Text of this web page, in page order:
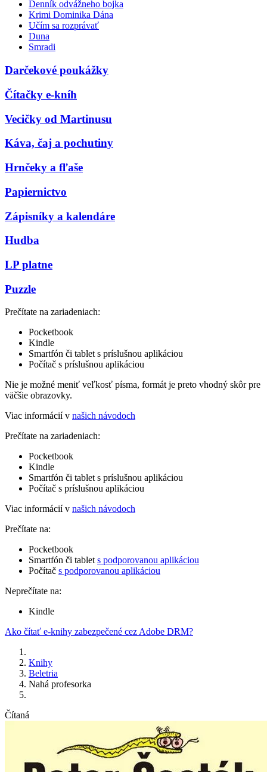
Denník odvážneho bojka
Krimi Dominika Dána
Učím sa rozprávať
Duna
Smradi
Darčekové poukážky
Čítačky e-kníh
Vecičky od Martinusu
Káva, čaj a pochutiny
Hrnčeky a fľaše
Papiernictvo
Zápisníky a kalendáre
Hudba
LP platne
Puzzle
Prečítate na zariadeniach:
Pocketbook
Kindle
Smartfón či tablet s príslušnou aplikáciou
Počítač s príslušnou aplikáciou
Nie je možné meniť veľkosť písma, formát je preto vhodný skôr pre
väčšie obrazovky.
Viac informácií v našich návodoch
Prečítate na zariadeniach:
Pocketbook
Kindle
Smartfón či tablet s príslušnou aplikáciou
Počítač s príslušnou aplikáciou
Viac informácií v našich návodoch
Prečítate na:
Pocketbook
Smartfón či tablet s podporovanou aplikáciou
Počítač s podporovanou aplikáciou
Neprečítate na:
Kindle
Ako čítať e-knihy zabezpečené cez Adobe DRM?
Knihy
Beletria
Nahá profesorka
Čítaná